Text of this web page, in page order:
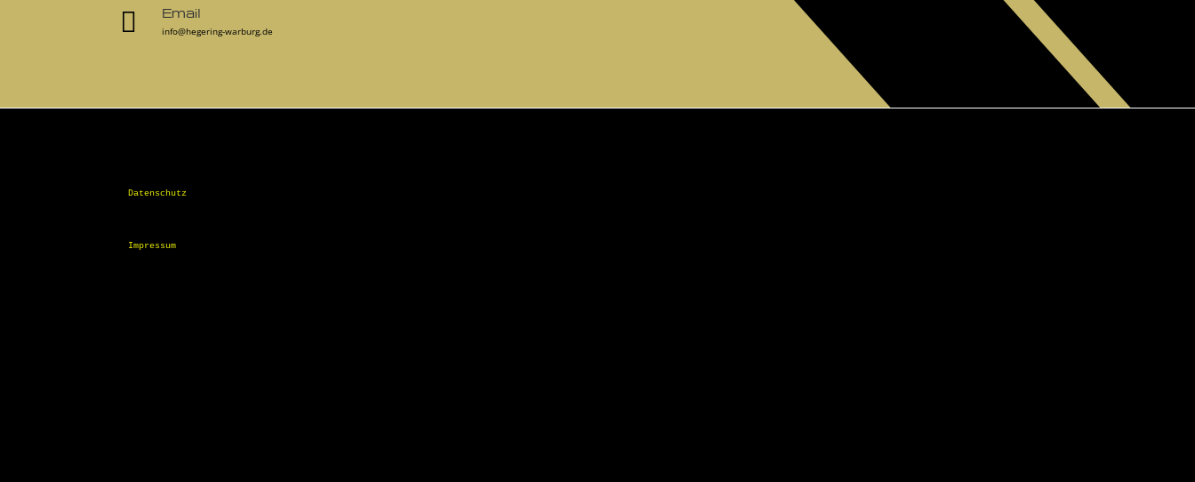
 Email
info@hegering-warburg.de
Datenschutz
Impressum